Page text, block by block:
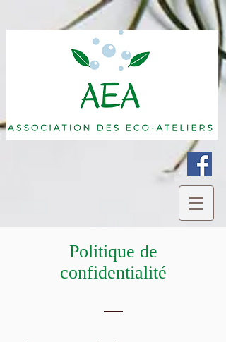
Politique de
confidentialité